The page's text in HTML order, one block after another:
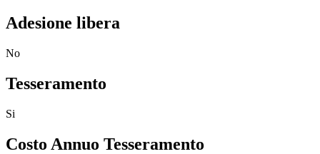
Adesione libera
No
Tesseramento
Si
Costo Annuo Tesseramento